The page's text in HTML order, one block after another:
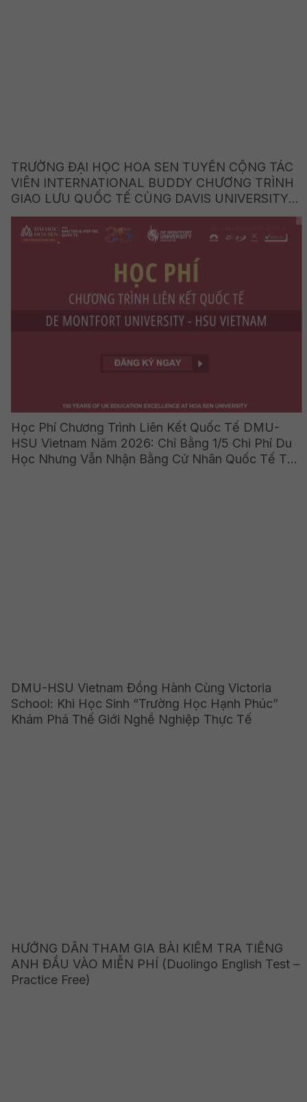
TRƯỜNG ĐẠI HỌC HOA SEN TUYỂN CỘNG TÁC
VIÊN INTERNATIONAL BUDDY CHƯƠNG TRÌNH
GIAO LƯU QUỐC TẾ CÙNG DAVIS UNIVERSITY
(HOA KỲ)
Học Phí Chương Trình Liên Kết Quốc Tế DMU-
HSU Vietnam Năm 2026: Chỉ Bằng 1/5 Chi Phí Du
Học Nhưng Vẫn Nhận Bằng Cử Nhân Quốc Tế Từ
DMU-HSU Vietnam Đồng Hành Cùng Victoria
School: Khi Học Sinh “Trường Học Hạnh Phúc”
Khám Phá Thế Giới Nghề Nghiệp Thực Tế
HƯỚNG DẪN THAM GIA BÀI KIỂM TRA TIẾNG
ANH ĐẦU VÀO MIỄN PHÍ (Duolingo English Test –
Practice Free)